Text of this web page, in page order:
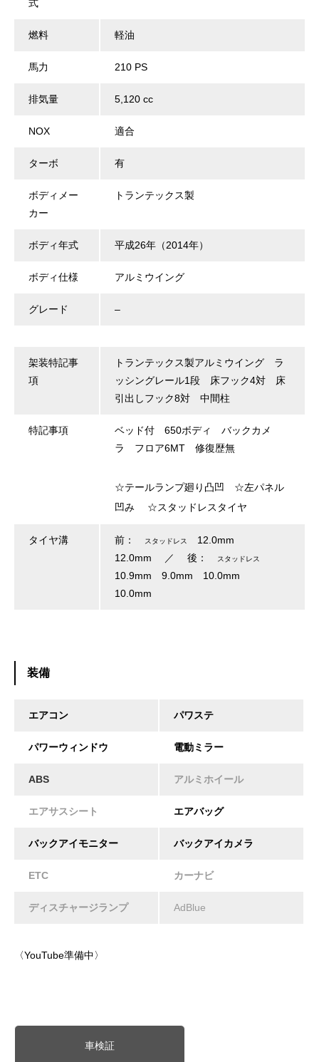
式
燃料 軽油
馬力 210 PS
排気量 5,120 cc
NOX 適合
ターボ 有
ボディメー
カー
トランテックス製
ボディ年式 平成26年（2014年）
ボディ仕様 アルミウイング
グレード –
架装特記事
項
トランテックス製アルミウイング ラ
ッシングレール1段 床フック4対 床
引出しフック8対 中間柱
特記事項
ベッド付 650ボディ バックカメ
ラ フロア6MT 修復歴無
☆テールランプ廻り凸凹 ☆左パネル
凹み ☆スタッドレスタイヤ
タイヤ溝 前： スタッドレス
12.0mm
12.0mm ／ 後：
スタッドレス
10.9mm 9.0mm 10.0mm
10.0mm
装備
エアコン パワステ
パワーウィンドウ 電動ミラー
ABS アルミホイール
エアサスシート エアバッグ
バックアイモニター バックアイカメラ
ETC カーナビ
ディスチャージランプ AdBlue
〈YouTube準備中〉
車検証